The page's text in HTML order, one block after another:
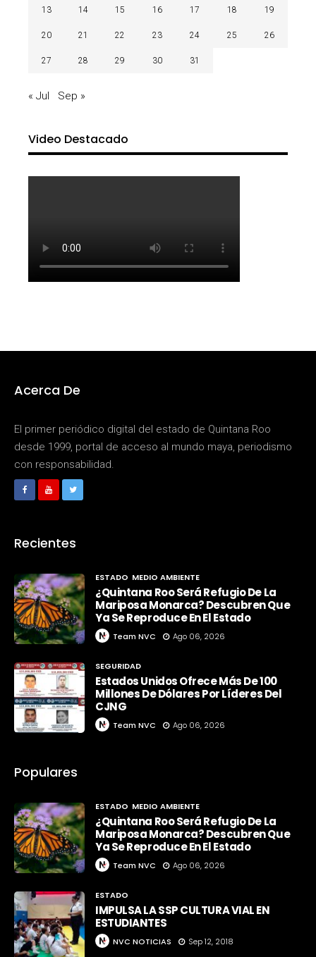
13 14 15 16 17 18 19
20 21 22 23 24 25 26
27 28 29 30 31
« Jul Sep »
Video Destacado
Acerca De
El primer periódico digital del estado de Quintana Roo
desde 1999, portal de acceso al mundo maya, periodismo
con responsabilidad.
Recientes
ESTADO MEDIO AMBIENTE
¿Quintana Roo Será Refugio De La
Mariposa Monarca? Descubren Que
Ya Se Reproduce En El Estado
Team NVC Ago 06, 2026
SEGURIDAD
Estados Unidos Ofrece Más De 100
Millones De Dólares Por Líderes Del
CJNG
Team NVC Ago 06, 2026
Populares
ESTADO MEDIO AMBIENTE
¿Quintana Roo Será Refugio De La
Mariposa Monarca? Descubren Que
Ya Se Reproduce En El Estado
Team NVC Ago 06, 2026
ESTADO
IMPULSA LA SSP CULTURA VIAL EN
ESTUDIANTES
NVC NOTICIAS Sep 12, 2018